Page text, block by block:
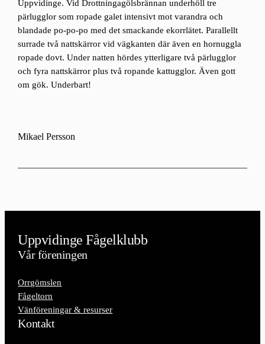
Uppvidinge. Vid Drottningagölsbrännan underhöll tre
pärlugglor som ropade galet intensivt mot varandra och
blandade po-po-po med det smackande ekorrlätet. Parallellt
surrade två nattskärror vid vägkanten där även en hornuggla
ropade dovt. Under natten hördes ytterligare två pärlugglor
och fyra nattskärror plus två ropande kattugglor. Även gott
om gök. Underbart!
Mikael Persson
Uppvidinge Fågelklubb
Vår föreningen
Orrgömslen
Fågeltorn
Vänföreningar & resurser
Kontakt